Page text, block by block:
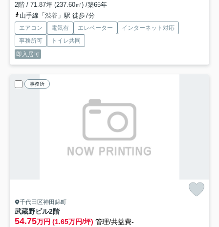
2階 / 71.87坪 (237.60㎡) /築65年
山手線「渋谷」駅 徒歩7分
エアコン 電気有 エレベーター
インターネット対応
事務所可
トイレ共同
即入居可
事務所
千代田区神田錦町
武蔵野ビル2階
54.75万円 (1.65万円/坪) 管理/共益費-